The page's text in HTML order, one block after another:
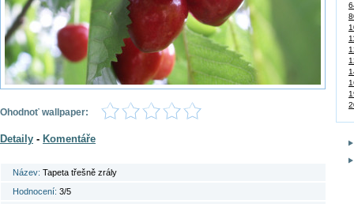
Ohodnoť wallpaper:
Detaily - Komentáře
Název: Tapeta třešně zrály
Hodnocení: 3/5